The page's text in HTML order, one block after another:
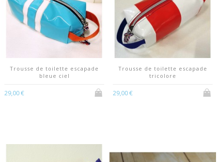
Trousse de toilette escapade
bleue ciel
29,00 €
Trousse de toilette escapade
tricolore
29,00 €